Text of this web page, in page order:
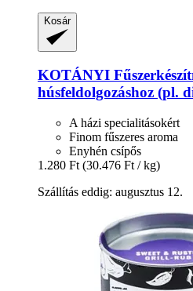
Kosár
KOTÁNYI
húsfeldolgozáshoz (pl.
A házi specialitásokért
Finom fűszeres aroma
Enyhén csípős
1.280 Ft (30.476 Ft / kg)
Szállítás eddig: augusztus 12.